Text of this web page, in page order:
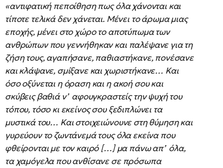
«αντιφατική πεποίθηση πως όλα χάνονται και
τίποτε τελικά δεν χάνεται. Μένει το άρωμα μιας
εποχής, μένει στο χώρο το αποτύπωμα των
ανθρώπων που γεννήθηκαν και παλέψανε για τη
ζήση τους, αγαπήσανε, παθιαστήκανε, πονέσανε
και κλάψανε, σμίξανε και χωριστήκανε… Και
όσο οξύνεται η όραση και η ακοή σου και
σκύβεις βαθιά ν’ αφουγκραστείς την ψυχή του
τόπου, τόσο κι εκείνος σου ξεδιπλώνει τα
μυστικά του… Και στοιχειώνουνε στη θύμηση και
γυρεύουν το ζωντάνεμά τους όλα εκείνα που
φθείρονται με τον καιρό […] μα πάνω απ’ όλα,
τα χαμόγελα που ανθίσανε σε πρόσωπα